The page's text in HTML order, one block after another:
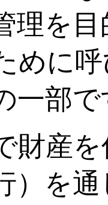
理を
めに
一部で
財産
）を